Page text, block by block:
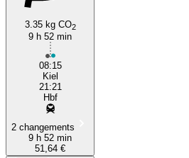
3.35 kg CO2
9 h 52 min
08:15
Kiel
21:21
Hbf
2 changements
9 h 52 min
51,64 €